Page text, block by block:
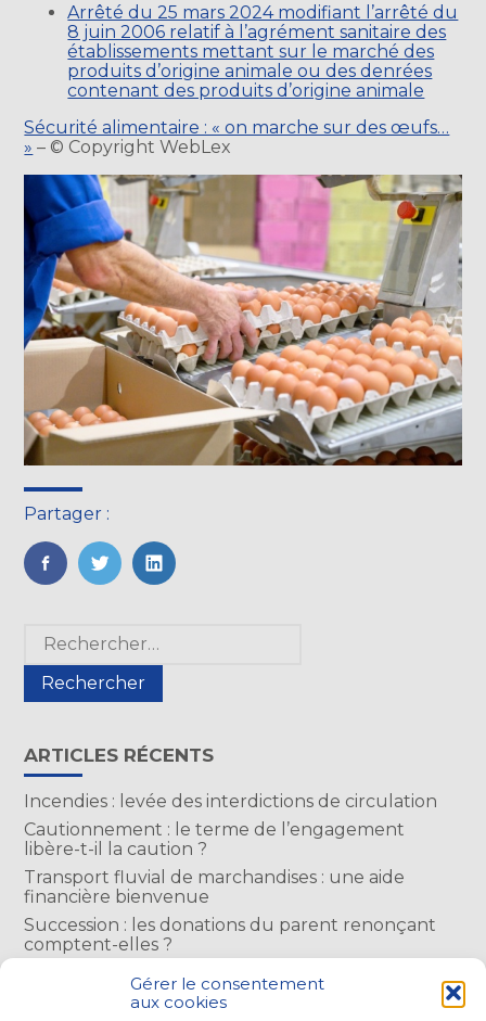
Gérer le consentement
aux cookies
Arrêté du 25 mars 2024 modifiant l’arrêté du
8 juin 2006 relatif à l’agrément sanitaire des
établissements mettant sur le marché des
produits d’origine animale ou des denrées
contenant des produits d’origine animale
Sécurité alimentaire : « on marche sur des œufs…
» – © Copyright WebLex
Partager :
FaceBook
TwitterLinkedIn
Blog
sidebar
Rechercher :
ARTICLES RÉCENTS
Incendies : levée des interdictions de circulation
Cautionnement : le terme de l’engagement
libère-t-il la caution ?
Transport fluvial de marchandises : une aide
financière bienvenue
Succession : les donations du parent renonçant
comptent-elles ?
Encadrement des loyers : une année de plus